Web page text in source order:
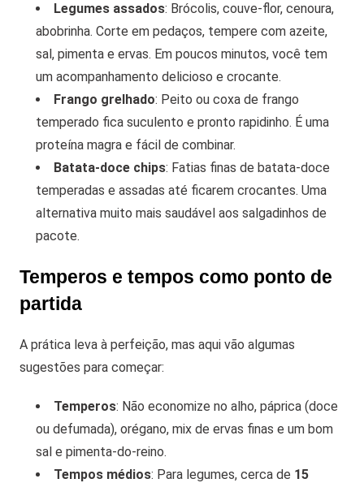
Legumes assados: Brócolis, couve-flor, cenoura,
abobrinha. Corte em pedaços, tempere com azeite,
sal, pimenta e ervas. Em poucos minutos, você tem
um acompanhamento delicioso e crocante.
Frango grelhado: Peito ou coxa de frango
temperado fica suculento e pronto rapidinho. É uma
proteína magra e fácil de combinar.
Batata-doce chips: Fatias finas de batata-doce
temperadas e assadas até ficarem crocantes. Uma
alternativa muito mais saudável aos salgadinhos de
pacote.
Temperos e tempos como ponto de
partida
A prática leva à perfeição, mas aqui vão algumas
sugestões para começar:
Temperos: Não economize no alho, páprica (doce
ou defumada), orégano, mix de ervas finas e um bom
sal e pimenta-do-reino.
Tempos médios: Para legumes, cerca de 15